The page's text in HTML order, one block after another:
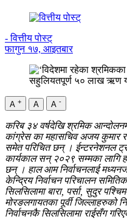
- वित्तीय पोस्ट्
फागुन १७, आइतबार
A + A A -
करिब ३४ वर्षदेखि श्रमिक
कांग्रेस का महासचिव अजय कुमार
समेत परिचित छन् । ईन्टरनेशनल
कार्यकाल सन् २०२९ सम्मका लागि
छन् । हाल आम निर्वाचनलाई
केन्द्रिय निर्वाचन परिचालन
सिलसिलामा बारा, पर्सा, सुदुर
मोरङलगायतका पूर्वी जिल्लाहरुको
निर्वाचनकै सिलसिलामा राईसँग